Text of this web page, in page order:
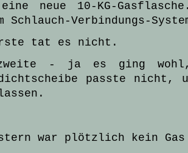
neue 10-KG-
Schlauch-Verbindungs-
tat es nicht.
- ja es ging
passte nicht,
war plötzlich kein Gas